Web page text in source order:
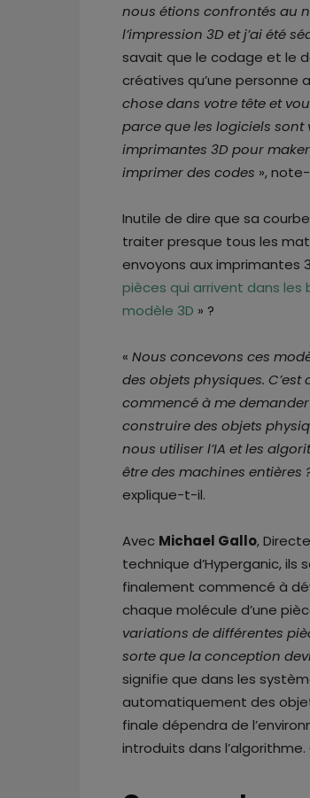
nous étions confrontés au
l’impression 3D et j’ai été
savait que le codage et le
créatives qu’une
chose dans votre tête et
parce que les logiciels sont
imprimantes 3D pour
imprimer des codes »,
Inutile de dire que sa
traiter presque tous les
envoyons aux imprimantes
pièces qui arrivent dans les
modèle 3D » ?
« Nous concevons ces
des objets physiques.
commencé à me
construire des objets
nous utiliser l’IA et les
être des machines entières
explique-t-il.
Avec Michael Gallo,
technique d’Hyperganic,
finalement commencé à
chaque molécule d’une
variations de différentes
sorte que la conception
signifie que dans les
automatiquement des
finale dépendra de
introduits dans